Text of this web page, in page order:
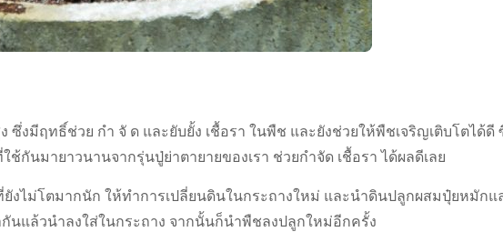
ซึ่งมีฤทธิ์ช่วย กำ จั ด และยับยั้ง เชื้อรา ในพืช และยังช่วยให้พืชเจริญเติบโตได้ดี
กันมายาวนานจากรุ่นปู่ย่าตายายของเรา ช่วยกำจัด เชื้อรา ได้ผลดีเลย
งไม่โตมากนัก ให้ทำการเปลี่ยนดินในกระถางใหม่ และนำดินปลูกผสมปุ๋ยหมักแ
นแล้วนำลงใส่ในกระถาง จากนั้นก็นำพืชลงปลูกใหม่อีกครั้ง